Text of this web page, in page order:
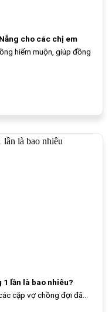
cho các chị em
hiếm muộn, giúp đồng
1 lần là bao nhiêu?
cặp vợ chồng đợi đã...